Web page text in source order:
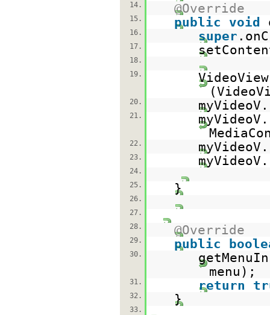
14.
@Override
15. public void
16. super
17.
18.
19.
20.
21.
22.
23.
24.
25.
}
26.
27.
28.
@Override
29. public
30.
menu);
31. return
32. }
33.